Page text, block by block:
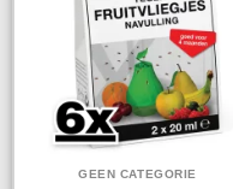
GEEN CATEGORIE